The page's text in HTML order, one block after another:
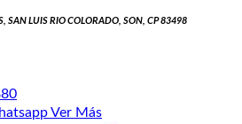
SAN LUIS RIO COLORADO, SON, CP 83498
Ver Más